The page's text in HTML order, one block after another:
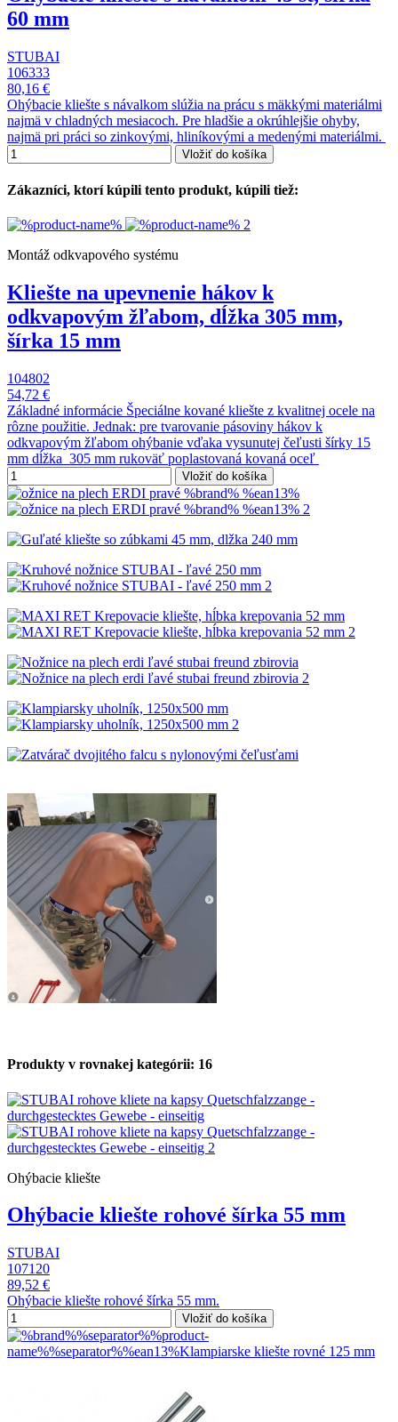
60 mm
STUBAI
106333
80,16 €
Ohýbacie kliešte s návalkom slúžia na prácu s mäkkými materiálmi
najmä v chladných mesiacoch. Pre hladšie a okrúhlejšie ohyby,
najmä pri práci so zinkovými, hliníkovými a medenými materiálmi.
Vložiť do košíka
Zákazníci, ktorí kúpili tento produkt, kúpili tiež:
Montáž odkvapového systému
Kliešte na upevnenie hákov k
odkvapovým žľabom, dĺžka 305 mm,
šírka 15 mm
104802
54,72 €
Základné informácie Špeciálne kované kliešte z kvalitnej ocele na
rôzne použitie. Jednak: pre tvarovanie pásoviny hákov k
odkvapovým žľabom ohýbanie vďaka vysunutej čeľusti šírky 15
mm dĺžka 305 mm rukoväť poplastovaná kovaná oceľ
Vložiť do košíka
Produkty v rovnakej kategórii: 16
Ohýbacie kliešte
Ohýbacie kliešte rohové šírka 55 mm
STUBAI
107120
89,52 €
Ohýbacie kliešte rohové šírka 55 mm.
Vložiť do košíka